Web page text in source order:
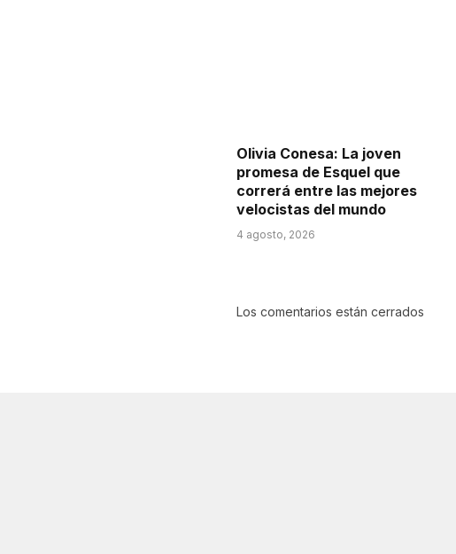
Olivia Conesa: La joven
promesa de Esquel que
correrá entre las mejores
velocistas del mundo
4 agosto, 2026
Los comentarios están cerrados